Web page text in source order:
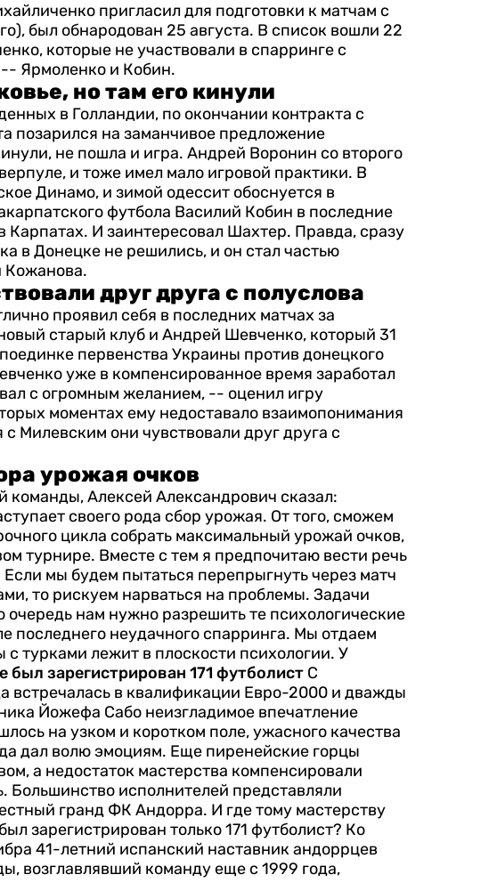
пригласил для подготовки к матчам с
был обнародован 25 августа. В список вошли 22
которые не участвовали в спарринге с
Ярмоленко и Кобин.
но там его кинули
в Голландии, по окончании контракта с
позарился на заманчивое предложение
не пошла и игра. Андрей Воронин со второго
и тоже имел мало игровой практики. В
Динамо, и зимой одессит обоснуется в
футбола Василий Кобин в последние
Карпатах. И заинтересовал Шахтер. Правда, сразу
в Донецке не решились, и он стал частью
Кожанова.
друг друга с полуслова
проявил себя в последних матчах за
старый клуб и Андрей Шевченко, который 31
первенства Украины против донецкого
уже в компенсированное время заработал
с огромным желанием, -- оценил игру
моментах ему недоставало взаимопонимания
Милевским они чувствовали друг друга с
урожая очков
Алексей Александрович сказал:
своего рода сбор урожая. От того, сможем
цикла собрать максимальный урожай очков,
турнире. Вместе с тем я предпочитаю вести речь
мы будем пытаться перепрыгнуть через матч
то рискуем нарваться на проблемы. Задачи
очередь нам нужно разрешить те психологические
последнего неудачного спарринга. Мы отдаем
с турками лежит в плоскости психологии. У
был зарегистрирован 171 футболист С
встречалась в квалификации Евро-2000 и дважды
Йожефа Сабо неизгладимое впечатление
на узком и коротком поле, ужасного качества
дал волю эмоциям. Еще пиренейские горцы
а недостаток мастерства компенсировали
Большинство исполнителей представляли
гранд ФК Андорра. И где тому мастерству
зарегистрирован только 171 футболист? Ко
41-летний испанский наставник андоррцев
возглавлявший команду еще с 1999 года,